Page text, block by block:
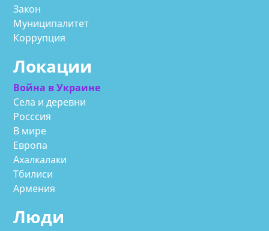
Закон
Муниципалитет
Коррупция
Локации
Война в Украине
Села и деревни
Росссия
В мире
Европа
Ахалкалаки
Тбилиси
Армения
Люди